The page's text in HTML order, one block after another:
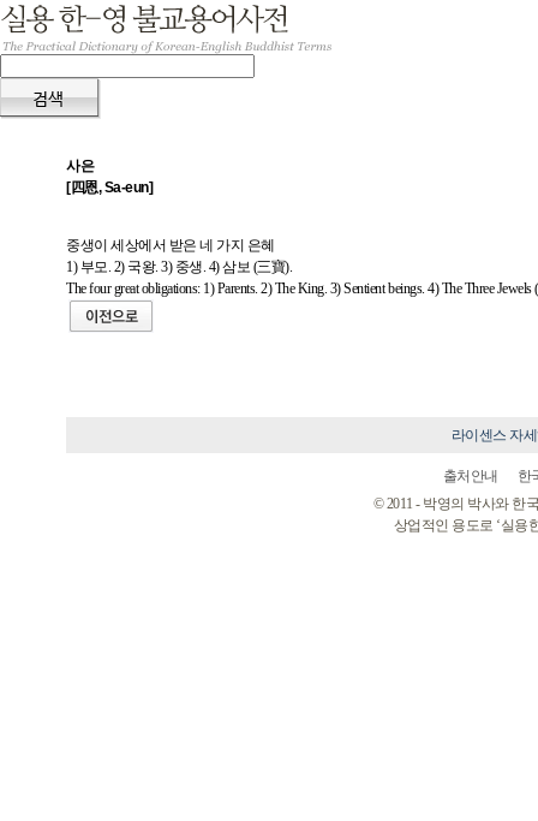
사은
[四恩, Sa-eun]
중생이 세상에서 받은 네 가지 은혜
1) 부모. 2) 국왕. 3) 중생. 4) 삼보 (三寶).
The four great obligations: 1) Parents. 2) The King. 3) Sentient beings. 4) The Three
라이센스 자
출처안내
한
© 2011 - 박영의 박사와 한
상업적인 용도로 ‘실용